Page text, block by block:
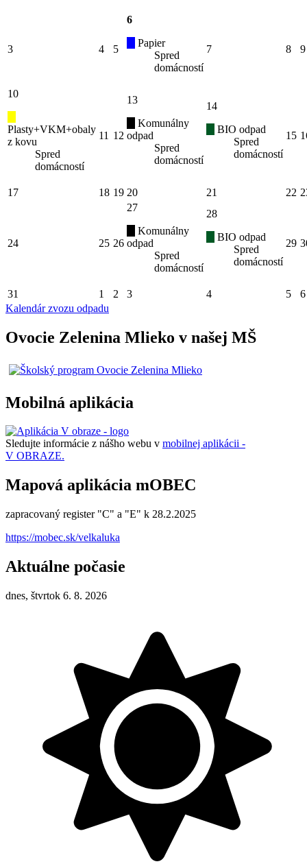
3 4 5
6
Papier
Spred
domácností
7 8 9
10
Plasty+VKM+obaly
z kovu
Spred
domácností
11 12
13
Komunálny
odpad
Spred
domácností
14
BIO odpad
Spred
domácností
15
17 18 19 20 21 22
24 25 26
27
Komunálny
odpad
Spred
domácností
28
BIO odpad
Spred
domácností
29
31 1 2 3 4 5
6
Kalendár zvozu odpadu
Ovocie Zelenina Mlieko v našej MŠ
Mobilná aplikácia
Sledujte informácie z nášho webu v mobilnej aplikácii -
V OBRAZE.
Mapová aplikácia mOBEC
zapracovaný register "C" a "E" k 28.2.2025
https://mobec.sk/velkaluka
Aktuálne počasie
dnes, štvrtok 6. 8. 2026